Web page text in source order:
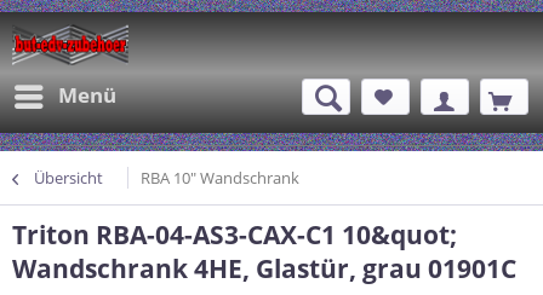
Menü
Übersicht RBA 10" Wandschrank
Triton RBA-04-AS3-CAX-C1 10&quot;
Wandschrank 4HE, Glastür, grau 01901C